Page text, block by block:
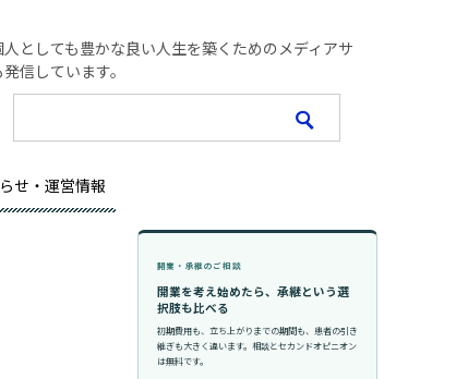
としても豊かな良い人生を築くためのメディアサ
信しています。
せ・運営情報
開業・承継のご相談
開業を考え始めたら、承継という選
択肢も比べる
初期費用も、立ち上がりまでの期間も、患者の引き
継ぎも大きく違います。相談とセカンドオピニオン
は無料です。